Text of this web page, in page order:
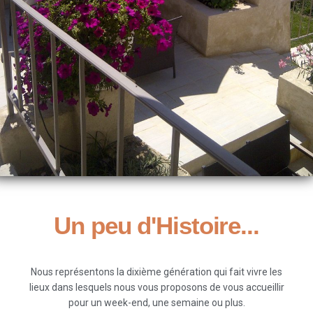
Un peu d'Histoire...
Nous représentons la dixième génération qui fait vivre les
lieux dans lesquels nous vous proposons de vous accueillir
pour un week-end, une semaine ou plus.